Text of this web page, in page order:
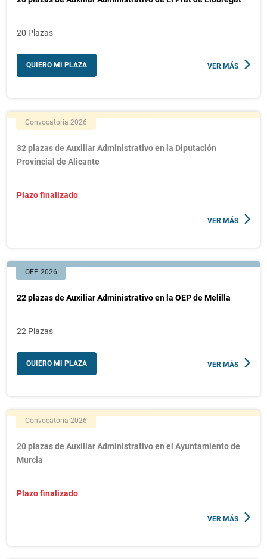
20 Plazas
QUIERO MI PLAZA VER MÁS
Convocatoria 2026
32 plazas de Auxiliar Administrativo en la Diputación
Provincial de Alicante
Plazo finalizado
VER MÁS
OEP 2026
22 plazas de Auxiliar Administrativo en la OEP de Melilla
22 Plazas
QUIERO MI PLAZA VER MÁS
Convocatoria 2026
20 plazas de Auxiliar Administrativo en el Ayuntamiento de
Murcia
Plazo finalizado
VER MÁS